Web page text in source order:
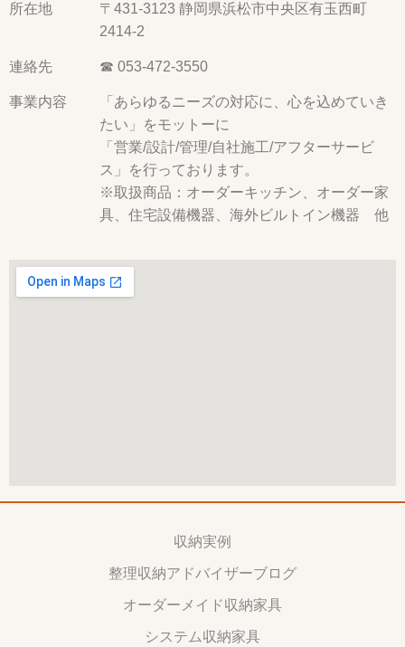
所在地
〒431-3123 静岡県浜松市中央区有玉西町
2414-2
連絡先 ☎ 053-472-3550
事業内容
「あらゆるニーズの対応に、心を込めていき
たい」をモットーに
「営業/設計/管理/自社施工/アフターサービ
ス」を行っております。
※取扱商品：オーダーキッチン、オーダー家
具、住宅設備機器、海外ビルトイン機器 他
収納実例
整理収納アドバイザーブログ
オーダーメイド収納家具
システム収納家具